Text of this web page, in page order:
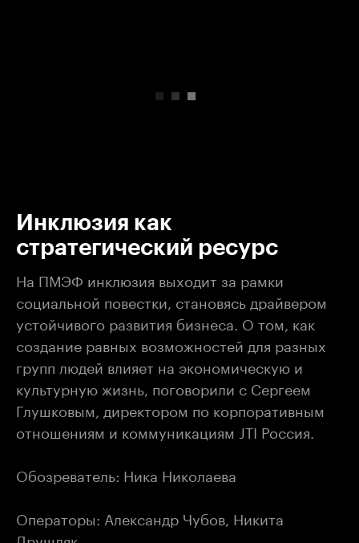
Инклюзия как
стратегический ресурс
На ПМЭФ инклюзия выходит за рамки
социальной повестки, становясь драйвером
устойчивого развития бизнеса. О том, как
создание равных возможностей для разных
групп людей влияет на экономическую и
культурную жизнь, поговорили с Сергеем
Глушковым, директором по корпоративным
отношениям и коммуникациям JTI Россия.
Обозреватель: Ника Николаева
Операторы: Александр Чубов, Никита